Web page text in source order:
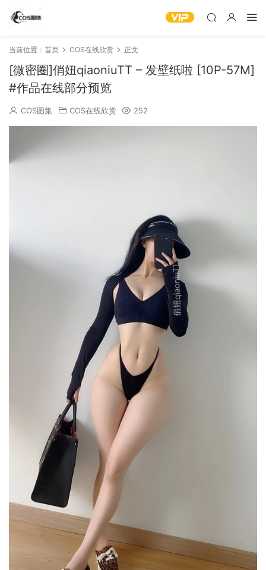
当前位置： 首页 COS在线欣赏 正文
[微密圈]俏妞qiaoniuTT – 发壁纸啦 [10P-57M]
#作品在线部分预览
COS图集 COS在线欣赏 252